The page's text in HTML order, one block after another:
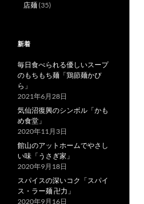
店麺(35)
新着
毎日食べられる優しいスープ
のもちもち麺「鶏節麺かび
ら」
2021年6月28日
気仙沼復興のシンボル「かも
め食堂」
2020年11月3日
館山のアットホームでやさし
い味「うさぎ家」
2020年9月18日
スパイスの深いコク「スパイ
ス・ラー麺 卍力」
2020年9月16日